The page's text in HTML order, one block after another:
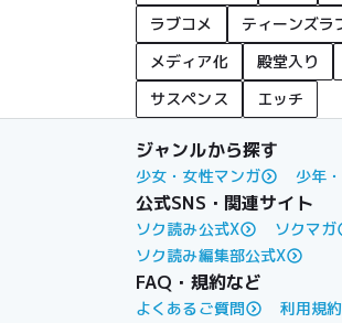
ラブコメ
ティーンズラ
メディア化
殿堂入り
サスペンス
エッチ
ジャンルから探す
少女・女性マンガ 少年
公式SNS・関連サイト
ソク読み公式X ソクマガ
ソク読み編集部公式X
FAQ・規約など
よくあるご質問 利用規約